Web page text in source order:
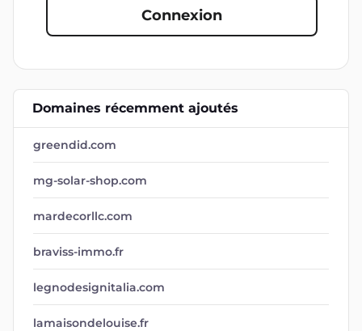
Connexion
Domaines récemment ajoutés
greendid.com
mg-solar-shop.com
mardecorllc.com
braviss-immo.fr
legnodesignitalia.com
lamaisondelouise.fr